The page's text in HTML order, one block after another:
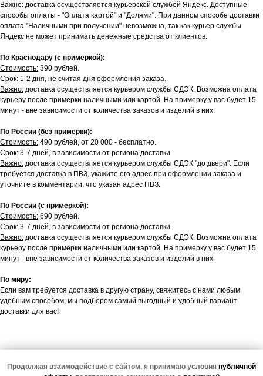
Продолжая взаимодействие с сайтом, я принимаю условия публичной
Важно: доставка осуществляется курьерской службой Яндекс. Доступные
способы оплаты - "Оплата картой" и "Долями". При данном способе доставки
оплата "Наличными при получении" невозможна, так как курьер службы
Яндекс не может принимать денежные средства от клиентов.
По Краснодару (с примеркой):
Стоимость: 390 рублей.
Срок: 1-2 дня, не считая дня оформления заказа.
Важно: доставка осуществляется курьером службы СДЭК. Возможна оплата
курьеру после примерки наличными или картой. На примерку у вас будет 15
минут - вне зависимости от количества заказов и изделий в них.
По России (без примерки):
Стоимость: 490 рублей, от 20 000 - бесплатно.
Срок: 3-7 дней, в зависимости от региона доставки.
Важно: доставка осуществляется курьером службы СДЭК "до двери". Если
требуется доставка в ПВЗ, укажите его адрес при оформлении заказа и
уточните в комментарии, что указан адрес ПВЗ.
По России (с примеркой):
Стоимость: 690 рублей.
Срок: 3-7 дней, в зависимости от региона доставки.
Важно: доставка осуществляется курьером службы СДЭК. Возможна оплата
курьеру после примерки наличными или картой. На примерку у вас будет 15
минут - вне зависимости от количества заказов и изделий в них.
По миру:
Если вам требуется доставка в другую страну, свяжитесь с нами любым
удобным способом, мы подберем самый выгодный и удобный вариант
доставки для вас!
Подписаться